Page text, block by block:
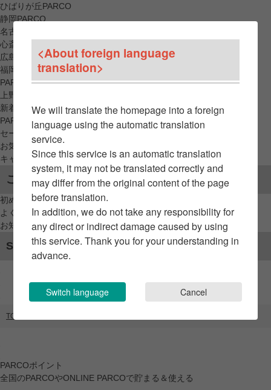
ひばりが丘PARCO
静岡PARCO
名古屋PARCO
心斎橋PARCO
広島PARCO
福岡PARCO
PARCO_ya
上野
新着アイテムから探す
PARCO限定アイテムから探す
セールアイテムから探す
お気に入りから探す
キャンペーン/クーポン対象から探す
ご利用案内
初めてのお客様へ
よくあるご質問 / お問い合わせ
お知らせ
SNSアカウント
TOP
PARCOポイント
全国のPARCOやONLINE PARCOで貯まる＆使える
<About foreign language
translation>
We will translate the homepage into a foreign
language using the automatic translation
service.
Since this service is an automatic translation
system, it may not be translated correctly and
may differ from the original content of the page
before translation.
In addition, we do not take any responsibility for
any direct or indirect damage caused by using
this service. Thank you for your understanding in
advance.
Switch language Cancel